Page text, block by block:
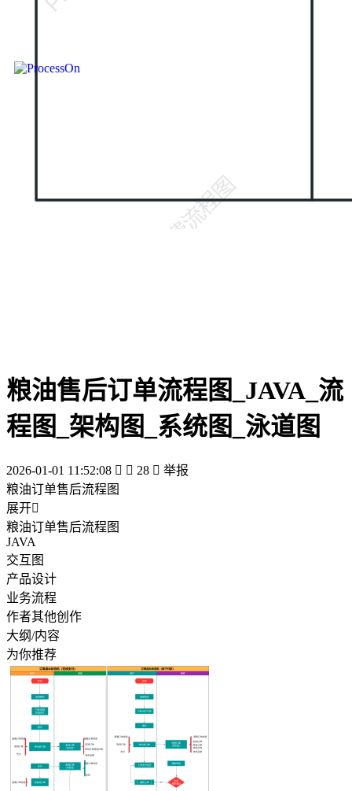
粮油售后订单流程图_JAVA_流
程图_架构图_系统图_泳道图
2026-01-01 11:52:08   28  举报
粮油订单售后流程图
展开
粮油订单售后流程图
JAVA
交互图
产品设计
业务流程
作者其他创作
大纲/内容
为你推荐